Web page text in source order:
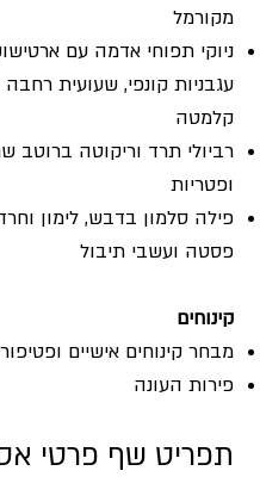
מקורמל
ניוקי תפוחי אדמה עם
עגבניות קונפי, שעועית רחבה
קלמטה
רביולי תרד וריקוטה ברוטב
ופטריות
פילה סלמון בדבש, לימון
פסטה ועשבי תיבול
קינוחים
מבחר קינוחים אישיים
פירות העונה
תפריט שף פרטי